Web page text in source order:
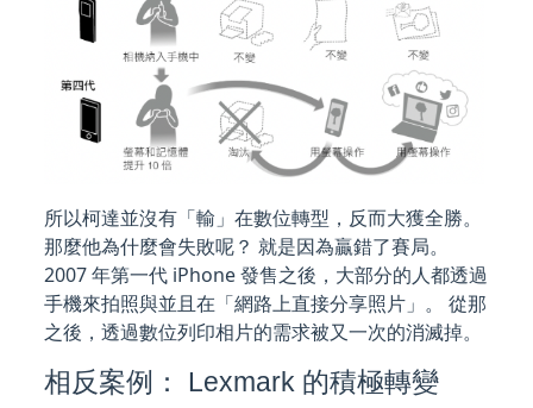
所以柯達並沒有「輸」在數位轉型，反而大獲全勝。
那麼他為什麼會失敗呢？ 就是因為贏錯了賽局。
2007 年第一代 iPhone 發售之後，大部分的人都透過
手機來拍照與並且在「網路上直接分享照片」。 從那
之後，透過數位列印相片的需求被又一次的消滅掉。
相反案例： Lexmark 的積極轉變